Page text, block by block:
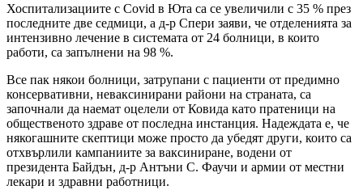
Хоспитализациите с Covid в Юта са се увеличили с 35 % през
последните две седмици, а д-р Спери заяви, че отделенията за
интензивно лечение в системата от 24 болници, в които
работи, са запълнени на 98 %.
Все пак някои болници, затрупани с пациенти от предимно
консервативни, неваксинирани райони на страната, са
започнали да наемат оцелели от Ковида като пратеници на
общественото здраве от последна инстанция. Надеждата е, че
някогашните скептици може просто да убедят други, които са
отхвърлили кампаниите за ваксиниране, водени от
президента Байдън, д-р Антъни С. Фаучи и армии от местни
лекари и здравни работници.